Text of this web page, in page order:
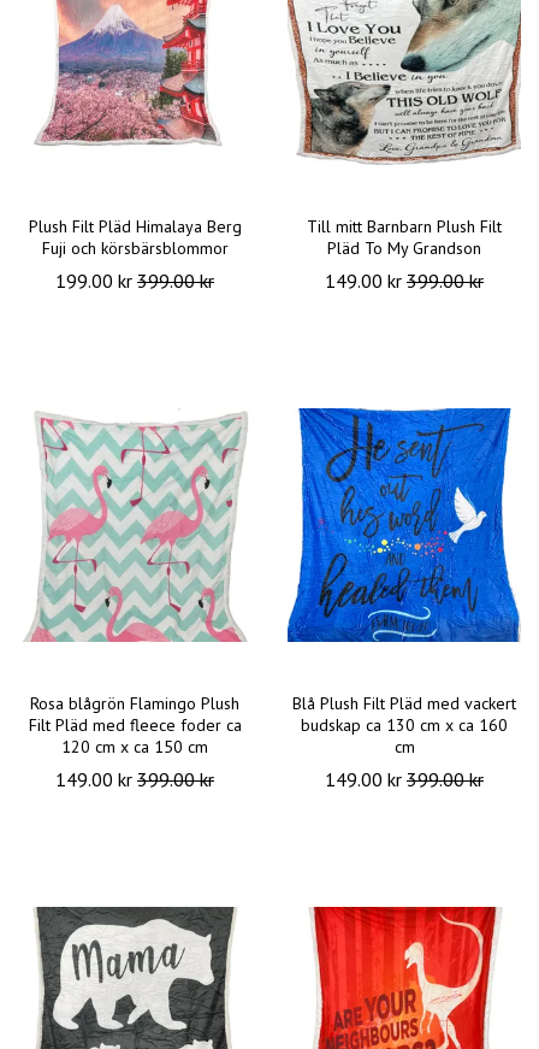
Plush Filt Pläd Himalaya Berg
Fuji och körsbärsblommor
199.00 kr 399.00 kr
Till mitt Barnbarn Plush Filt
Pläd To My Grandson
149.00 kr 399.00 kr
Rosa blågrön Flamingo Plush
Filt Pläd med fleece foder ca
120 cm x ca 150 cm
149.00 kr 399.00 kr
Blå Plush Filt Pläd med vackert
budskap ca 130 cm x ca 160
cm
149.00 kr 399.00 kr